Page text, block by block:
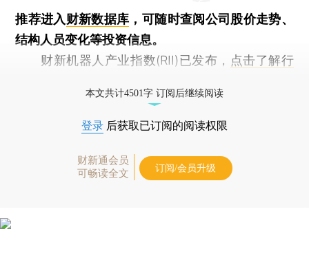
推荐进入财新数据库 ，可随时查阅公司股价走势、
结构人员变化等投资信息。
财新机器人产业指数(RII)已发布， 点击了解行
本文共计4501字 订阅后继续阅读
登录 后获取已订阅的阅读权限
财新通会员
可畅读全文
订阅/会员升级